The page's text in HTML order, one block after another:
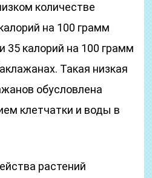
количестве
на 100 грамм
35 калорий на 100 грамм
Такая низкая
обусловлена
клетчатки и воды в
растений